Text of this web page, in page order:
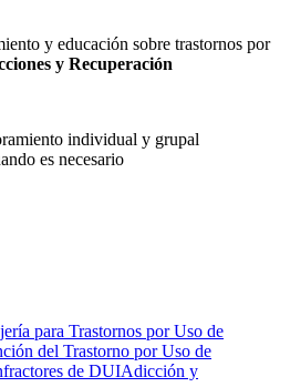
y educación sobre trastornos por
y Recuperación
individual y grupal
es necesario
para Trastornos por Uso de
del Trastorno por Uso de
de DUIAdicción y